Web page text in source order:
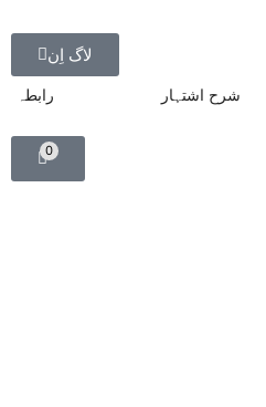
لاگ اِن
رابطہ شرح اشتہار
0